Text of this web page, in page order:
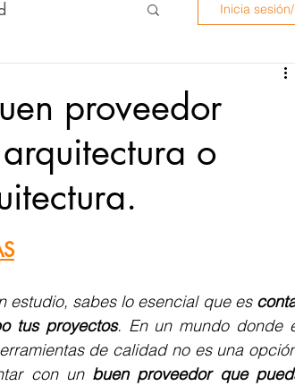
miembros
Inicia
proveedor
o
estudio, sabes lo esencial que es
tus proyectos. En un mundo donde
de calidad no es una
con un buen proveedor que